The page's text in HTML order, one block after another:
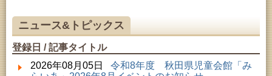
音と会話を楽しむ朝の図書館
2026年08月01日 ～ 2026年08月23日 (秋田市)
乳幼児・青少年教育「図書館クイズラリー」
2026年08月01日 ～ 2026年09月23日 (秋田市)
おかえりなさい！佐竹本三十六歌仙絵とゆかりの名
品
ニュース&トピックス
登録日 / 記事タイトル
2026年08月05日 令和8年度 秋田県児童会館「み